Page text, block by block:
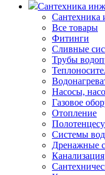
Сантехника
Сантехника
Все товары
Фитинги
Сливные
Трубы
Насосы,
Газовое
Отопление
Системы
Дренажные
Канализация